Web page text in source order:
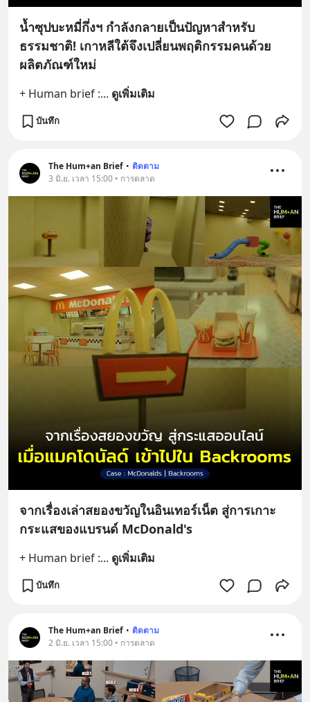
น้ำซุปบะหมี่กึ่งฯ กำลังกลายเป็นปัญหาสำหรับ
ธรรมชาติ! เกาหลีใต้จึงเปลี่ยนพฤติกรรมคนด้วย
ผลิตภัณฑ์ใหม่
+ Human brief :... ดูเพิ่มเติม
บันทึก
The Hum+an Brief • ติดตาม
3 มิ.ย. เวลา 15:00 • การตลาด
จากเรื่องเล่าสยองขวัญในอินเทอร์เน็ต สู่การเกาะ
กระแสของแบรนด์ McDonald's
+ Human brief :... ดูเพิ่มเติม
บันทึก
The Hum+an Brief • ติดตาม
2 มิ.ย. เวลา 15:00 • การตลาด